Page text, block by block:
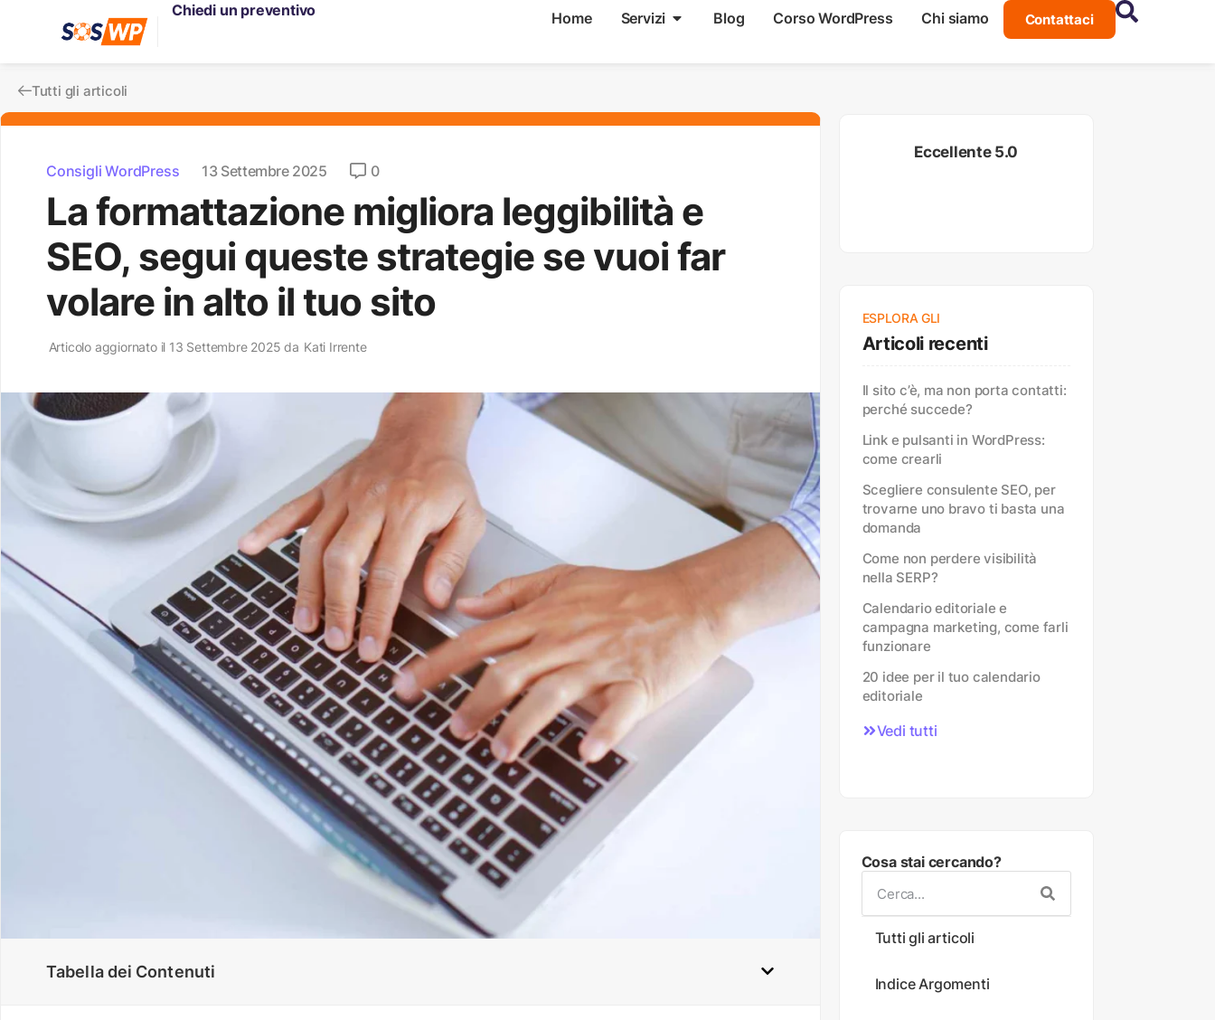
Home Servizi Blog Corso WordPress Chi siamo Contattaci
Chiedi un preventivo
Tutti gli articoli
Consigli WordPress 13 Settembre 2025 0
La formattazione migliora leggibilità e
SEO, segui queste strategie se vuoi far
volare in alto il tuo sito
Articolo aggiornato il 13 Settembre 2025 da Kati Irrente
Tabella dei Contenuti
Eccellente 5.0
ESPLORA GLI
Articoli recenti
Il sito c’è, ma non porta contatti:
perché succede?
Link e pulsanti in WordPress:
come crearli
Scegliere consulente SEO, per
trovarne uno bravo ti basta una
domanda
Come non perdere visibilità
nella SERP?
Calendario editoriale e
campagna marketing, come farli
funzionare
20 idee per il tuo calendario
editoriale
Vedi tutti
Cosa stai cercando?
Tutti gli articoli
Indice Argomenti